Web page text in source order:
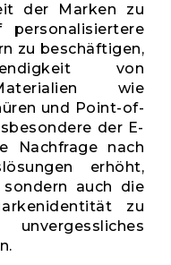
der Marken zu
zu beschäftigen,
von
wie
und Point-of-
der E-
Nachfrage nach
erhöht,
auch die
zu